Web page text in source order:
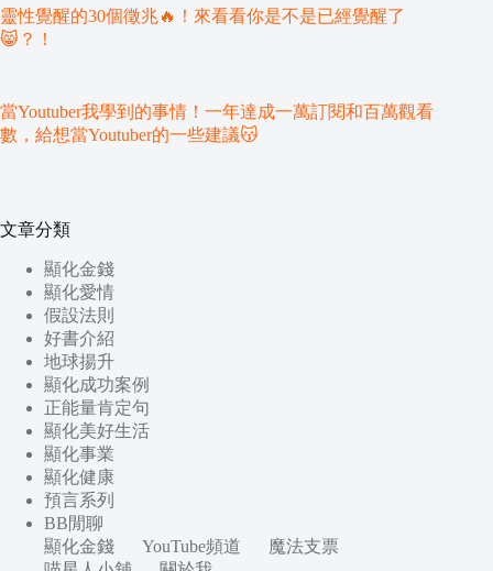
靈性覺醒的30個徵兆🔥！來看看你是不是已經覺醒了
😸？！
當Youtuber我學到的事情！一年達成一萬訂閱和百萬觀看
數，給想當Youtuber的一些建議😽
文章分類
顯化金錢
顯化愛情
假設法則
好書介紹
地球揚升
顯化成功案例
正能量肯定句
顯化美好生活
顯化事業
顯化健康
預言系列
BB閒聊
顯化金錢
YouTube頻道
魔法支票